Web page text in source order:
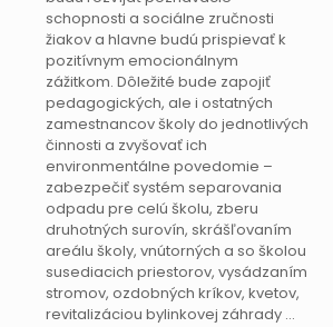
schopnosti a sociálne zručnosti
žiakov a hlavne budú prispievať k
pozitívnym emocionálnym
zážitkom. Dôležité bude zapojiť
pedagogických, ale i ostatných
zamestnancov školy do jednotlivých
činnosti a zvyšovať ich
environmentálne povedomie –
zabezpečiť systém separovania
odpadu pre celú školu, zberu
druhotných surovín, skrášľovaním
areálu školy, vnútorných a so školou
susediacich priestorov, vysádzaním
stromov, ozdobných kríkov, kvetov,
revitalizáciou bylinkovej záhrady …